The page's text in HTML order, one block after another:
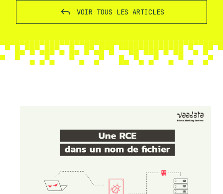
VOIR TOUS LES ARTICLES